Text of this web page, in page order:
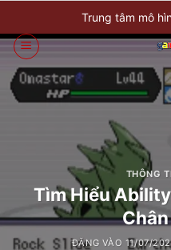
qua
nội
dung
Trung tâm mô
THÔNG
Tìm Hiểu
ĐĂNG VÀO 11/07/